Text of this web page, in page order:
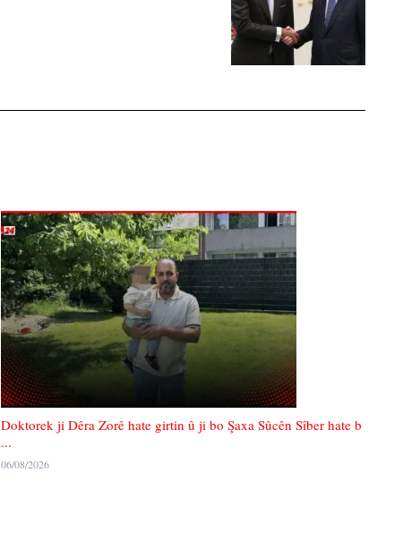
Doktorek ji Dêra Zorê hate girtin û ji bo Şaxa Sûcên Sîber hate b
...
06/08/2026